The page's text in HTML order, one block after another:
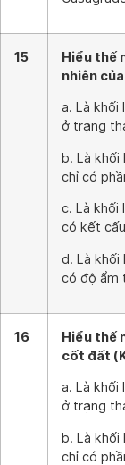
15
Hiểu thế
nhiên
a. Là khối
ở trạng
b. Là khối
chỉ có
c. Là khối
có kết
d. Là khối
có độ ẩm
16
Hiểu thế
cốt đất
a. Là khối
ở trạng
b. Là khối
chỉ có